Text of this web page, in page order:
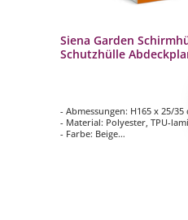
Siena Garden
Schutzhülle
- Abmessungen: H165 x 25/35
- Material: Polyester, TPU-
- Farbe: Beige
- Eigenschaften: